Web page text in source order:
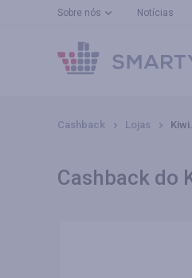
Sobre nós Notícias
Cashback Lojas
Cashback do